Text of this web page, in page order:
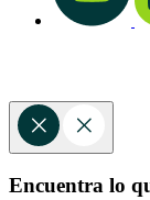
Encuentra lo